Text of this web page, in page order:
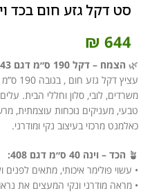
סט דקל גזע חום בכד
₪ 644
🌿 הצמח – דקל 190 ס״מ דגם 343:
משרדים, לובי, סלון וחללי הבית.
טבעי, מעניקים נוכחות עוצמתית,
כאלמנט מרכזי בעיצוב נקי ומודרני.
🪴 הכד – וינה 40 ס״מ דגם 408:
• עשוי פולימר איכותי, מתאים לפנים
• מראה מודרני ונקי המעצים את